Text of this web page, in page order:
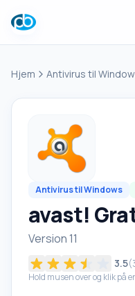
Hjem Antivirus til
Antivirus til Windows
avast!
Version 11
3.5(
Hold musen over og klik på